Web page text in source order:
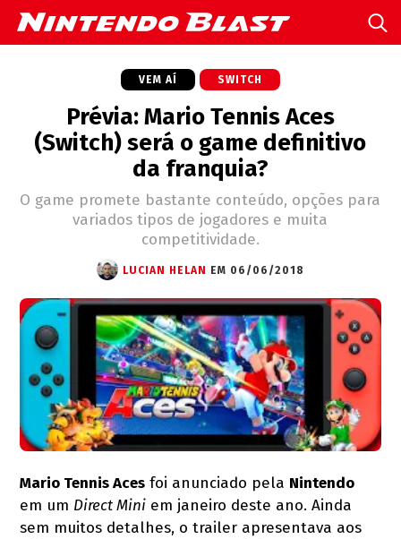
VEM AÍ SWITCH
Prévia: Mario Tennis Aces
(Switch) será o game definitivo
da franquia?
O game promete bastante conteúdo, opções para
variados tipos de jogadores e muita
competitividade.
LUCIAN HELAN EM 06/06/2018
Mario Tennis Aces foi anunciado pela Nintendo
em um Direct Mini em janeiro deste ano. Ainda
sem muitos detalhes, o trailer apresentava aos